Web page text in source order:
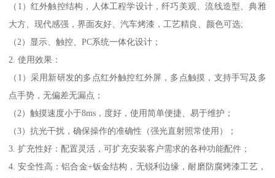
（1）红外触控结构，人体工程学设计，纤巧美观、流线造型、典雅
大方、现代感强，界面友好、汽车烤漆，工艺精良、颜色可选;
（2）显示、触控、PC系统一体化设计；
2. 使用效果：
（1）采用新研发的多点红外触控红外屏，多点触摸，支持手写及多
点手势，无偏差无漏点；
（2）触摸速度小于8ms，度好，使用简单便捷、易于维护；
（3）抗光干扰，确保操作的准确性（强光直射照常使用）；
3. 扩充性好：配置灵活，可扩充安装客户需求的各种功能配件；
4. 安全性高：铝合金+钣金结构，无锐利边缘，耐磨防腐烤漆工艺，